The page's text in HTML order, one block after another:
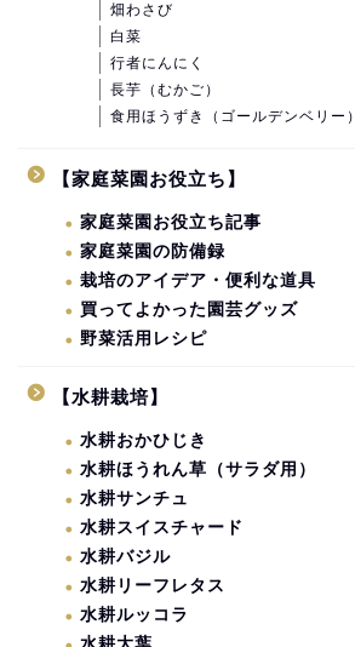
畑わさび
白菜
行者にんにく
長芋（むかご）
食用ほうずき（ゴールデンベリー）
【家庭菜園お役立ち】
家庭菜園お役立ち記事
家庭菜園の防備録
栽培のアイデア・便利な道具
買ってよかった園芸グッズ
野菜活用レシピ
【水耕栽培】
水耕おかひじき
水耕ほうれん草（サラダ用）
水耕サンチュ
水耕スイスチャード
水耕バジル
水耕リーフレタス
水耕ルッコラ